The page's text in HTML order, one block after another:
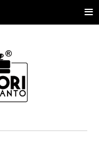
≡